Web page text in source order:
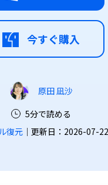
今すぐ購入
原田 凪沙
5分で読める
復元｜更新日：2026-07-